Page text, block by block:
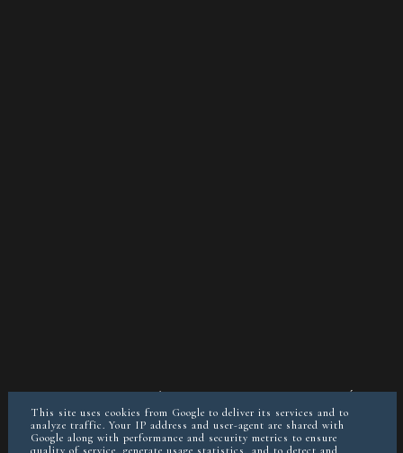
POSTAW MI KAWĘ JEŚLI CHCESZ
This site uses cookies from Google to deliver its services and to
analyze traffic. Your IP address and user-agent are shared with
Google along with performance and security metrics to ensure
quality of service, generate usage statistics, and to detect and